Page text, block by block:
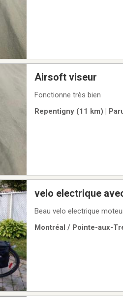
Airsoft viseur
Fonctionne très bien
Repentigny (11 km) |
velo electrique
Beau velo electrique
Montréal / Pointe-aux-